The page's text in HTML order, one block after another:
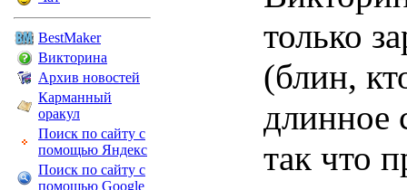
BestMaker
Викторина
Архив новостей
Карманный
оракул
Поиск по сайту с
помощью Яндекс
Поиск по сайту с
помощью Google
только
(блин,
длинное
так что